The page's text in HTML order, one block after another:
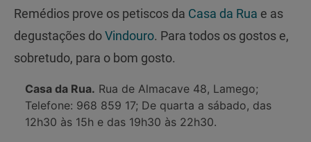
Remédios prove os petiscos da Casa da Rua e as
degustações doVindouro. Para todos os gostos e,
sobretudo, para o bom gosto.
Casa da Rua. Rua de Almacave 48, Lamego;
Telefone: 968 859 17; De quarta a sábado, das
12h30 às 15h e das 19h30 às 22h30.